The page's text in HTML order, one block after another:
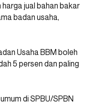
jual bahan bakar
badan usaha,
Usaha BBM boleh
5 persen dan paling
di SPBU/SPBN